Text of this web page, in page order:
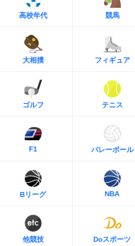
高校年代 競馬
大相撲 フィギュア
ゴルフ テニス
F1 バレーボール
Bリーグ NBA
他競技 Doスポーツ